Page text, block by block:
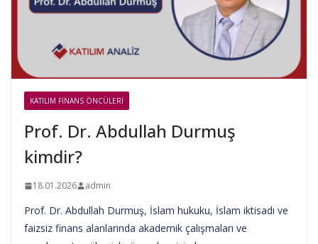
KATILIM FINANS ÖNCÜLERI
Prof. Dr. Abdullah Durmuş
kimdir?
18.01.2026 admin
Prof. Dr. Abdullah Durmuş, İslam hukuku, İslam iktisadı ve
faizsiz finans alanlarında akademik çalışmaları ve